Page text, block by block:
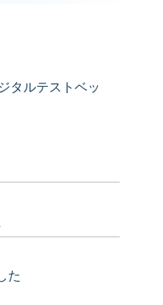
タルテストベッ
た